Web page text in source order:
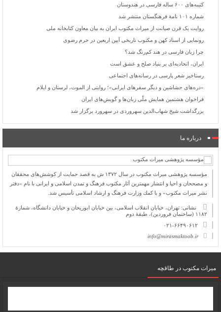
کتیبه‌های ۶۰۰ ساله فارسی در هندوستان
شماره ۱۰۱ نامۀ فرهنگستان منتشر شد
روایت یک قرن صیانت از میراث مکتوب ایران به بیان معاون کتابخانه ملی
رونمایی از اسناد کهن و مکتوب تاریخی آیین اربعین در حرم رضوی
چرا زبان فارسی در هند کم‌رنگ شد؟
ایران، اتحادیه‌ای بر بنیاد صلح و عشق است
رستاخیز شعر پارسی در رسانه‌های اجتماعی
«دره‌های حشاشین و دیگر سفرهای ایرانی»؛ روایتی از الموت، لرستان و ایلام
فراخوان هشتمین همایش ملّی زبان‌ها و گویش‌های ایران
بزرگداشت شیخ شهاب‌الدین سهروردی در سهرورد برگزار شد
درباره ما
مؤسسه پژوهشی میراث مكتوب در سال ۱۳۷۲ ش به قصد حمایت از كوشش‌های محققان
و مصححان و احیا و انتشار مهمترین آثار مكتوب فرهنگ و تمدن اسلامی و ایرانی با نام «دفتر
نشر میراث مكتوب» و با كمك وزارت فرهنگ و ارشاد اسلامی تأسیس شد.
نشانی: تهران، خیابان انقلاب اسلامی، بین خیابان ابوریحان و خیابان دانشگاه، شمارۀ
۱۱۸۲ (ساختمان فروردین)، طبقۀ دوم
۰۲۱-۶۶۴۹۰۶۱۲
info@mirasmaktoob.ir
میرات مکتوب در طاقچه